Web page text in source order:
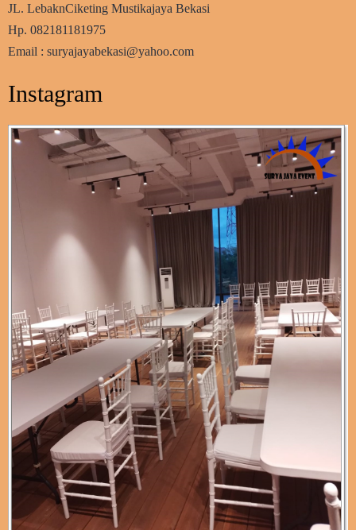
JL. LebaknCiketing Mustikajaya Bekasi
Hp. 082181181975
Email : suryajayabekasi@yahoo.com
Instagram